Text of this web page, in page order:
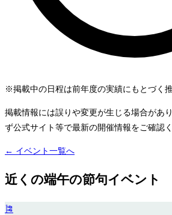
※掲載中の日程は前年度の実績にもとづく推
掲載情報には誤りや変更が生じる場合があ
ず公式サイト等で最新の開催情報をご確認く
← イベント一覧へ
近くの端午の節句イベント
🎏